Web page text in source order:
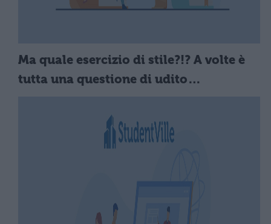
Ma quale esercizio di stile?!? A volte è
tutta una questione di udito…